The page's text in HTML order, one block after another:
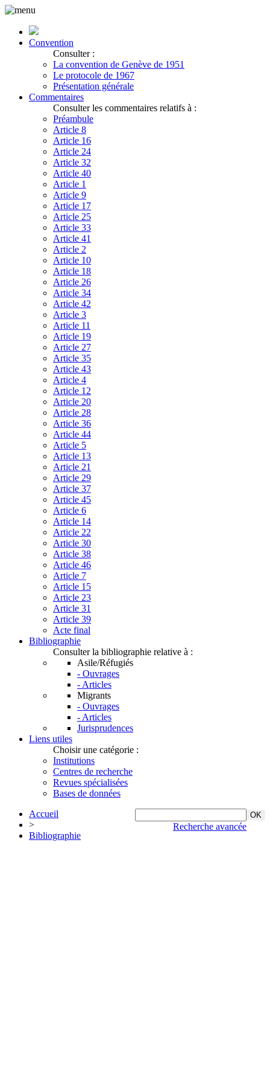
Convention
Consulter :
La convention de Genève de 1951
Le protocole de 1967
Présentation générale
Commentaires
Consulter les commentaires relatifs à :
Préambule
Article 8
Article 16
Article 24
Article 32
Article 40
Article 1
Article 9
Article 17
Article 25
Article 33
Article 41
Article 2
Article 10
Article 18
Article 26
Article 34
Article 42
Article 3
Article 11
Article 19
Article 27
Article 35
Article 43
Article 4
Article 12
Article 20
Article 28
Article 36
Article 44
Article 5
Article 13
Article 21
Article 29
Article 37
Article 45
Article 6
Article 14
Article 22
Article 30
Article 38
Article 46
Article 7
Article 15
Article 23
Article 31
Article 39
Acte final
Bibliographie
Consulter la bibliographie relative à :
Asile/Réfugiés
- Ouvrages
- Articles
Migrants
- Ouvrages
- Articles
Jurisprudences
Liens utiles
Choisir une catégorie :
Institutions
Centres de recherche
Revues spécialisées
Bases de données
Recherche avancée
Accueil
>
Bibliographie